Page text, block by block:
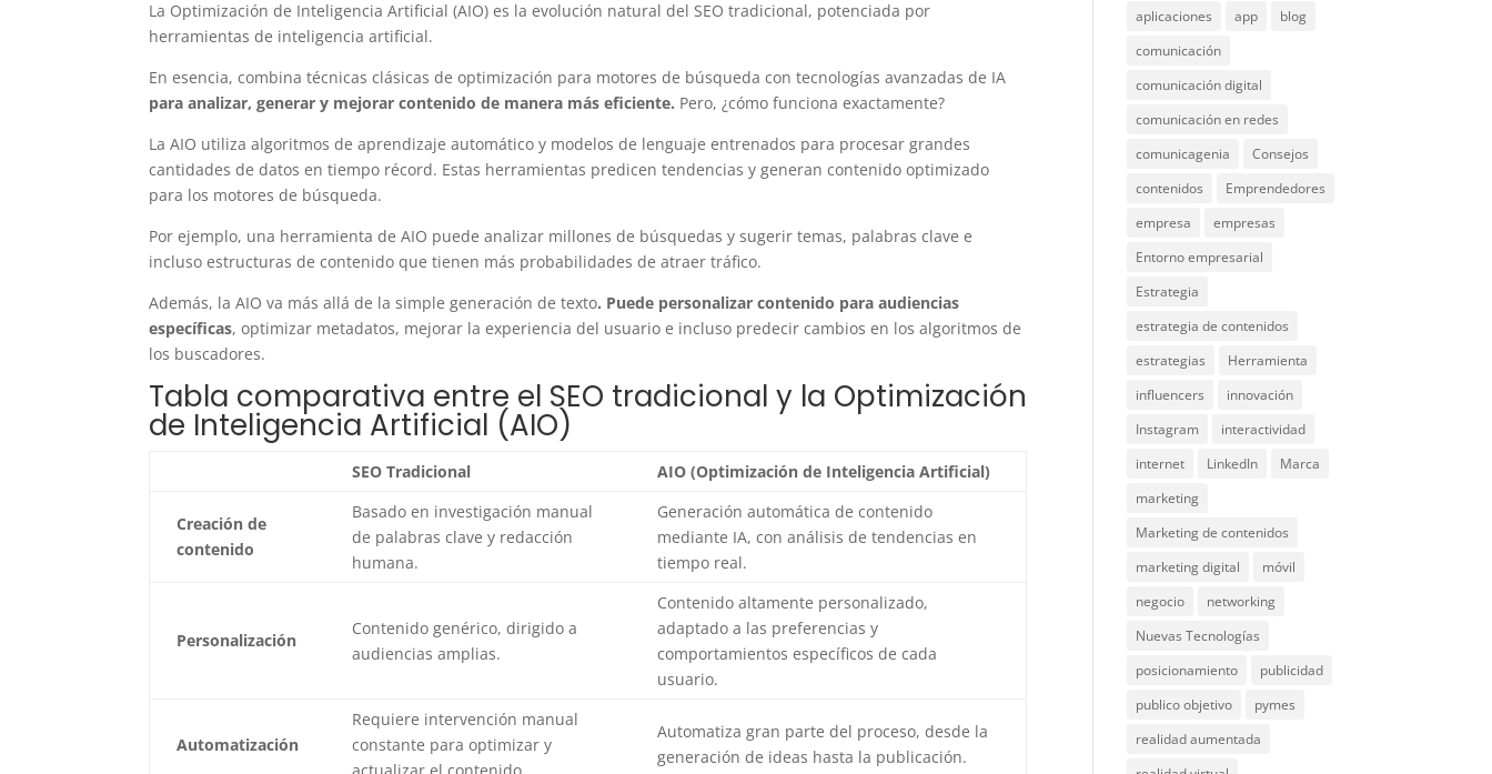
La Optimización de Inteligencia Artificial (AIO) es la evolución natural del SEO tradicional, potenciada por
herramientas de inteligencia artificial.
En esencia, combina técnicas clásicas de optimización para motores de búsqueda con tecnologías avanzadas de IA
para analizar, generar y mejorar contenido de manera más eficiente. Pero, ¿cómo funciona exactamente?
La AIO utiliza algoritmos de aprendizaje automático y modelos de lenguaje entrenados para procesar grandes
cantidades de datos en tiempo récord. Estas herramientas predicen tendencias y generan contenido optimizado
para los motores de búsqueda.
Por ejemplo, una herramienta de AIO puede analizar millones de búsquedas y sugerir temas, palabras clave e
incluso estructuras de contenido que tienen más probabilidades de atraer tráfico.
Además, la AIO va más allá de la simple generación de texto. Puede personalizar contenido para audiencias
específicas, optimizar metadatos, mejorar la experiencia del usuario e incluso predecir cambios en los algoritmos de
los buscadores.
Tabla comparativa entre el SEO tradicional y la Optimización
de Inteligencia Artificial (AIO)
SEO Tradicional AIO (Optimización de Inteligencia Artificial)
Creación de
contenido
Basado en investigación manual
de palabras clave y redacción
humana.
Generación automática de contenido
mediante IA, con análisis de tendencias en
tiempo real.
Personalización
Contenido genérico, dirigido a
audiencias amplias.
Contenido altamente personalizado,
adaptado a las preferencias y
comportamientos específicos de cada
usuario.
Automatización
Requiere intervención manual
constante para optimizar y
Automatiza gran parte del proceso, desde la
generación de ideas hasta la publicación.
aplicaciones app
blog
comunicación
comunicación digital
comunicación en redes
comunicagenia
Consejos
contenidos
Emprendedores
empresa
empresas
Entorno empresarial
Estrategia
estrategia de contenidos
estrategias
Herramienta
influencers
innovación
Instagram
interactividad
internet
LinkedIn
Marca
marketing
Marketing de contenidos
marketing digital
móvil
negocio
networking
Nuevas Tecnologías
posicionamiento
publicidad
publico objetivo
pymes
realidad aumentada